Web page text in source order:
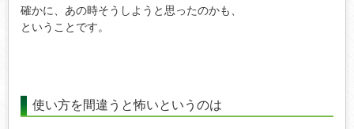
確かに、あの時そうしようと思ったのかも、
ということです。
使い方を間違うと怖いというのは